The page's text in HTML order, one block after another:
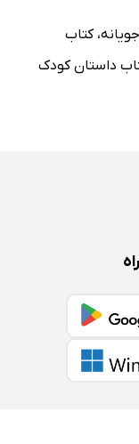
،کتاب
داستان کودک